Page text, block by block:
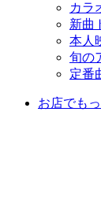
カラ
新曲
本人
旬の
定番
お店でも